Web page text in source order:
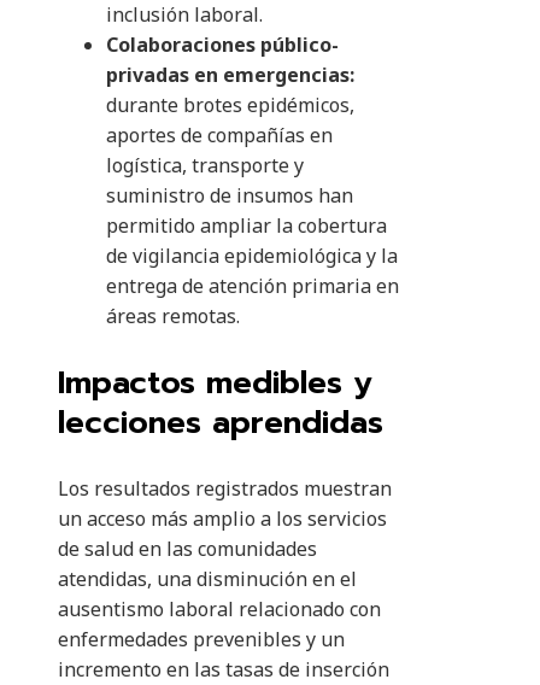
inclusión laboral.
Colaboraciones público-
privadas en emergencias:
durante brotes epidémicos,
aportes de compañías en
logística, transporte y
suministro de insumos han
permitido ampliar la cobertura
de vigilancia epidemiológica y la
entrega de atención primaria en
áreas remotas.
Impactos medibles y
lecciones aprendidas
Los resultados registrados muestran
un acceso más amplio a los servicios
de salud en las comunidades
atendidas, una disminución en el
ausentismo laboral relacionado con
enfermedades prevenibles y un
incremento en las tasas de inserción